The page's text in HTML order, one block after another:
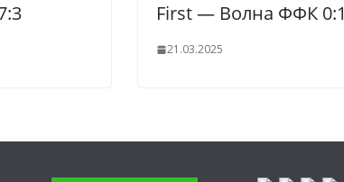
First — Волна ФФК 0:1
21.03.2025